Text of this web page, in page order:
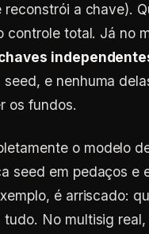
reconstrói a chave).
controle total. Já no
seed, e nenhuma
os fundos.
o modelo
seed em pedaços e
é arriscado:
tudo. No multisig